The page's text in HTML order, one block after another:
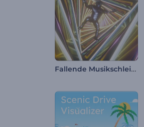
Fallende Musikschleife Visualisierer